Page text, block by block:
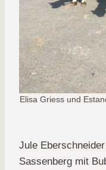
Elisa Griess und
Jule
Sassenberg mit